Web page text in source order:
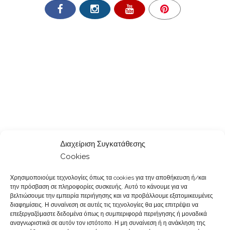
Διαχείριση Συγκατάθεσης
Cookies
Χρησιμοποιούμε τεχνολογίες όπως τα cookies για την αποθήκευση ή/και
την πρόσβαση σε πληροφορίες συσκευής. Αυτό το κάνουμε για να
βελτιώσουμε την εμπειρία περιήγησης και να προβάλλουμε εξατομικευμένες
διαφημίσεις. Η συναίνεση σε αυτές τις τεχνολογίες θα μας επιτρέψει να
επεξεργαζόμαστε δεδομένα όπως η συμπεριφορά περιήγησης ή μοναδικά
αναγνωριστικά σε αυτόν τον ιστότοπο. Η μη συναίνεση ή η ανάκληση της